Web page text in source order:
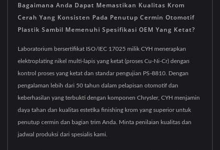
Bagaimana Anda Dapat Memastikan Kualitas Krom
Cerah Yang Konsisten Pada Penutup Cermin Otomotif
Plastik Sambil Memenuhi Spesifikasi OEM Yang Ketat?
Laboratorium bersertifikat ISO/IEC 17025 milik CYH menerapkan
elektroplating nikel multi-lapis yang ketat (proses Cu-Ni-Cr) dengan
kontrol proses yang ketat dan standar pengujian PS-8810. Dengan
pengalaman lebih dari 50 tahun dalam pelapisan otomotif dan
keberhasilan yang terbukti dengan komponen Chrysler, CYH menjamin
daya tahan dan kualitas estetika finishing krom yang superior untuk
penutup cermin dan bagian trim Anda. Minta penilaian kualitas dan
jadwal produksi dari spesialis kami.